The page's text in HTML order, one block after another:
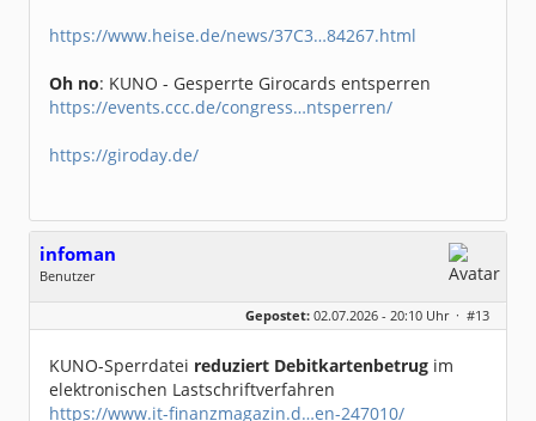
https://www.heise.de/news/37C3…84267.html
Oh no: KUNO - Gesperrte Girocards entsperren
https://events.ccc.de/congress…ntsperren/
https://giroday.de/
infoman
Benutzer
Geschlecht:
Dabei seit:
06 / 2008
Gepostet: 02.07.2026 - 20:10 Uhr · #13
KUNO-Sperrdatei reduziert Debitkartenbetrug im
elektronischen Lastschriftverfahren
https://www.it-finanzmagazin.d…en-247010/